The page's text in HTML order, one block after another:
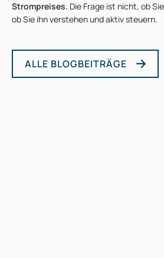
Strompreises. Die Frage ist nicht, ob
ob Sie ihn verstehen und aktiv steuern.
ALLE BLOGBEITRÄGE